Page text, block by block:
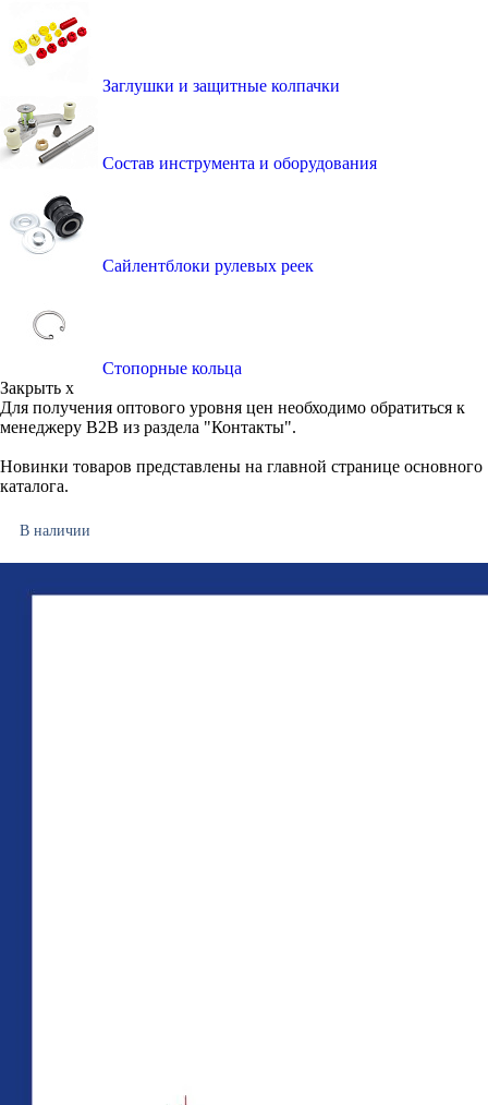
Заглушки и защитные колпачки
Состав инструмента и оборудования
Сайлентблоки рулевых реек
Стопорные кольца
Закрыть x
Для получения оптового уровня цен необходимо обратиться к
менеджеру B2B из раздела "Контакты".
Новинки товаров представлены на главной странице основного
каталога.
В наличии